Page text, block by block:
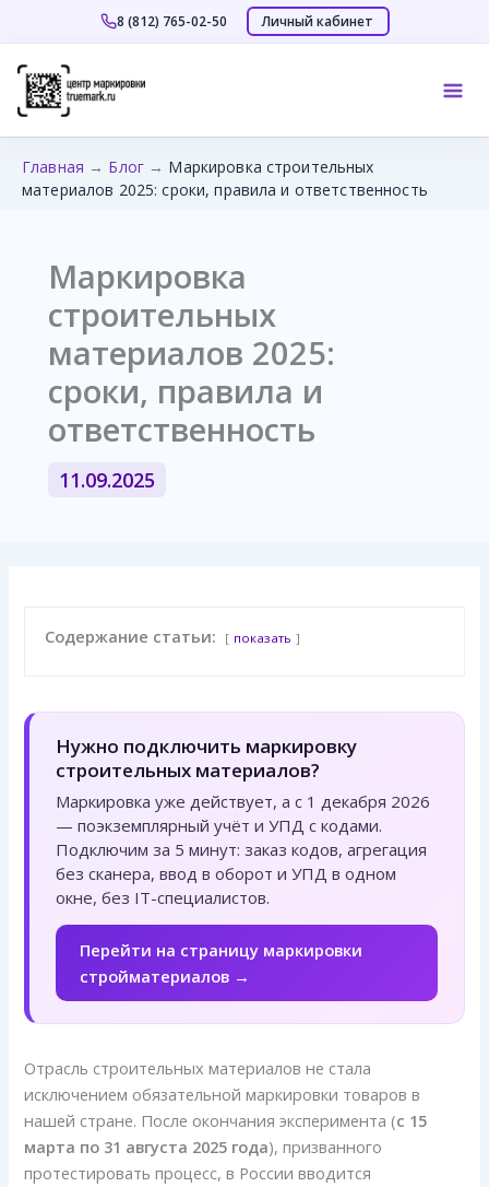
8 (812) 765-02-50 Личный кабинет
содержимому
Главная → Блог→ Маркировка строительных
материалов 2025: сроки, правила и ответственность
Маркировка
строительных
материалов 2025:
сроки, правила и
ответственность
11.09.2025
Содержание статьи: показать
Нужно подключить маркировку
строительных материалов?
Маркировка уже действует, а с 1 декабря 2026
— поэкземплярный учёт и УПД с кодами.
Подключим за 5 минут: заказ кодов, агрегация
без сканера, ввод в оборот и УПД в одном
окне, без IT-специалистов.
Перейти на страницу маркировки
стройматериалов →
Отрасль строительных материалов не стала
исключением обязательной маркировки товаров в
нашей стране. После окончания эксперимента (с 15
марта по 31 августа 2025 года), призванного
протестировать процесс, в России вводится